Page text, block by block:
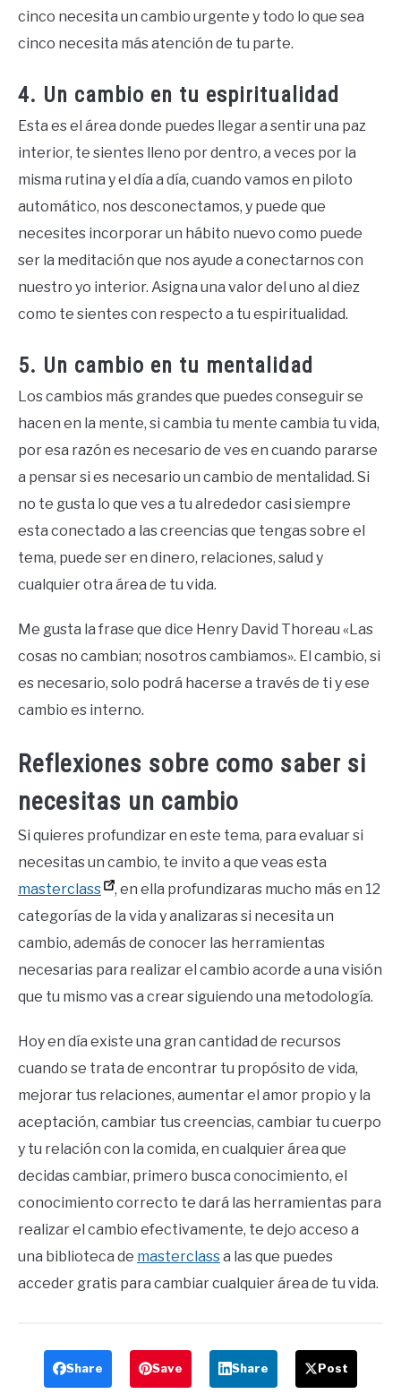
cinco necesita un cambio urgente y todo lo que sea
cinco necesita más atención de tu parte.
4. Un cambio en tu espiritualidad
Esta es el área donde puedes llegar a sentir una paz
interior, te sientes lleno por dentro, a veces por la
misma rutina y el día a día, cuando vamos en piloto
automático, nos desconectamos, y puede que
necesites incorporar un hábito nuevo como puede
ser la meditación que nos ayude a conectarnos con
nuestro yo interior. Asigna una valor del uno al diez
como te sientes con respecto a tu espiritualidad.
5. Un cambio en tu mentalidad
Los cambios más grandes que puedes conseguir se
hacen en la mente, si cambia tu mente cambia tu vida,
por esa razón es necesario de ves en cuando pararse
a pensar si es necesario un cambio de mentalidad. Si
no te gusta lo que ves a tu alrededor casi siempre
esta conectado a las creencias que tengas sobre el
tema, puede ser en dinero, relaciones, salud y
cualquier otra área de tu vida.
Me gusta la frase que dice Henry David Thoreau «Las
cosas no cambian; nosotros cambiamos». El cambio, si
es necesario, solo podrá hacerse a través de ti y ese
cambio es interno.
Reflexiones sobre como saber si
necesitas un cambio
Si quieres profundizar en este tema, para evaluar si
necesitas un cambio, te invito a que veas esta
masterclass
, en ella profundizaras mucho más en 12
categorías de la vida y analizaras si necesita un
cambio, además de conocer las herramientas
necesarias para realizar el cambio acorde a una visión
que tu mismo vas a crear siguiendo una metodología.
Hoy en día existe una gran cantidad de recursos
cuando se trata de encontrar tu propósito de vida,
mejorar tus relaciones, aumentar el amor propio y la
aceptación, cambiar tus creencias, cambiar tu cuerpo
y tu relación con la comida, en cualquier área que
decidas cambiar, primero busca conocimiento, el
conocimiento correcto te dará las herramientas para
realizar el cambio efectivamente, te dejo acceso a
una biblioteca de masterclassa las que puedes
acceder gratis para cambiar cualquier área de tu vida.
Share Save Share Post